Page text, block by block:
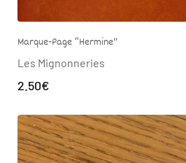
Marque-Page “Hermine”
Les Mignonneries
2.50€